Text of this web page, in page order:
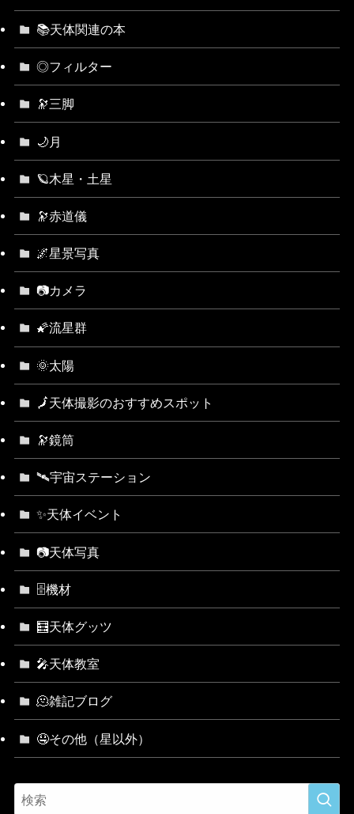
📚天体関連の本
◎フィルター
🔭三脚
🌙月
🪐木星・土星
🔭赤道儀
🌌星景写真
📷カメラ
🌠流星群
🌞太陽
🗾天体撮影のおすすめスポット
🔭鏡筒
🛰宇宙ステーション
✨天体イベント
📷天体写真
🗄機材
🧮天体グッツ
🎤天体教室
🫠雑記ブログ
🤤その他（星以外）